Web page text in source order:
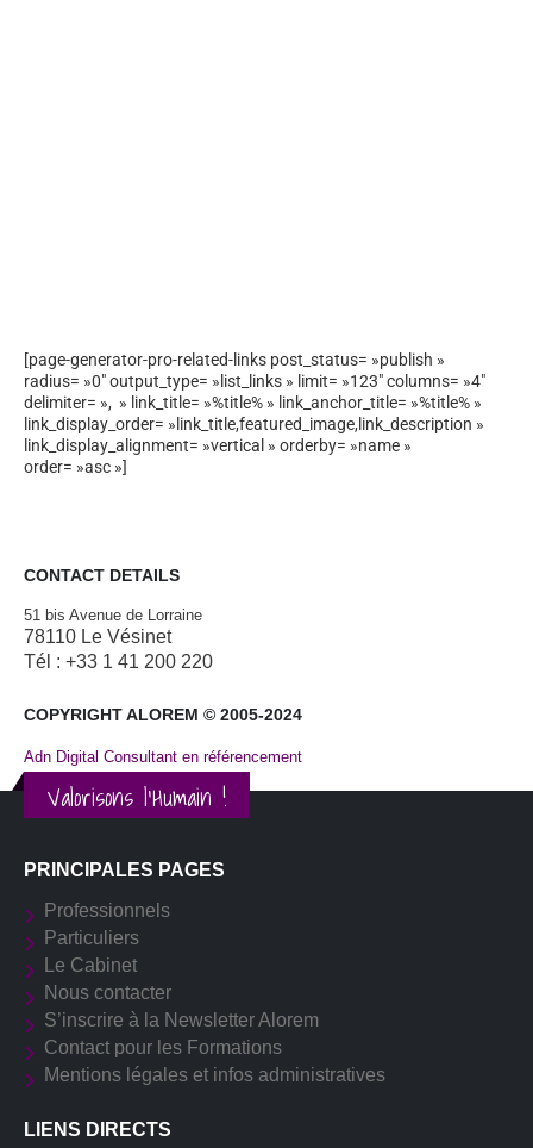
[page-generator-pro-related-links post_status= »publish »
radius= »0″ output_type= »list_links » limit= »123″ columns= »4″
delimiter= », » link_title= »%title% » link_anchor_title= »%title% »
link_display_order= »link_title,featured_image,link_description »
link_display_alignment= »vertical » orderby= »name »
order= »asc »]
CONTACT DETAILS
51 bis Avenue de Lorraine
78110 Le Vésinet
Tél : +33 1 41 200 220
COPYRIGHT ALOREM © 2005-2024
Adn Digital Consultant en référencement
Valorisons l'Humain !
PRINCIPALES PAGES
Professionnels
Particuliers
Le Cabinet
Nous contacter
S’inscrire à la Newsletter Alorem
Contact pour les Formations
Mentions légales et infos administratives
LIENS DIRECTS